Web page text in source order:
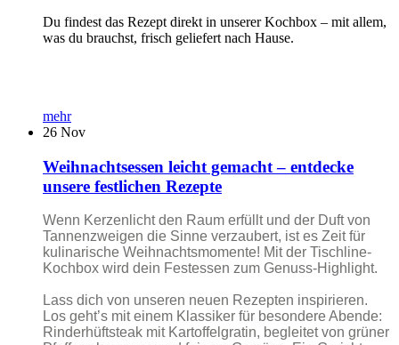
Du findest das Rezept direkt in unserer Kochbox – mit allem,
was du brauchst, frisch geliefert nach Hause.
mehr
26 Nov
Weihnachtsessen leicht gemacht – entdecke
unsere festlichen Rezepte
Wenn Kerzenlicht den Raum erfüllt und der Duft von
Tannenzweigen die Sinne verzaubert, ist es Zeit für
kulinarische Weihnachtsmomente! Mit der Tischline-
Kochbox wird dein Festessen zum Genuss-Highlight.
Lass dich von unseren neuen Rezepten inspirieren.
Los geht’s mit einem Klassiker für besondere Abende:
Rinderhüftsteak mit Kartoffelgratin, begleitet von grüner